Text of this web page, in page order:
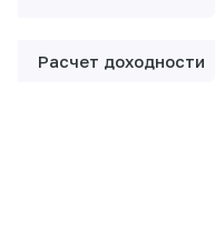
Расчет доходности